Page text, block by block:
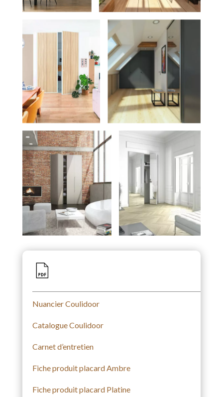
Nuancier Coulidoor
Catalogue Coulidoor
Carnet d’entretien
Fiche produit placard Ambre
Fiche produit placard Platine